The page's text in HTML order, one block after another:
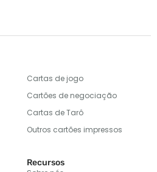
Cartas de jogo
Cartões de negociação
Cartas de Tarô
Outros cartões impressos
Recursos